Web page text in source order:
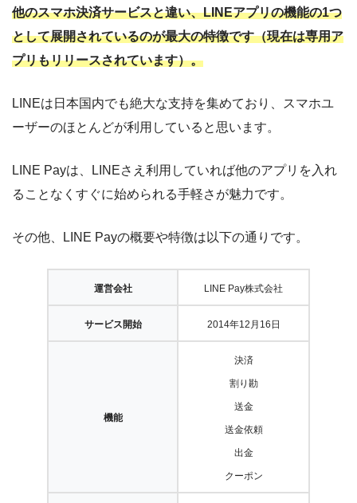
他のスマホ決済サービスと違い、LINEアプリの機能の1つ
として展開されているのが最大の特徴です（現在は専用ア
プリもリリースされています）。
LINEは日本国内でも絶大な支持を集めており、スマホユ
ーザーのほとんどが利用していると思います。
LINE Payは、LINEさえ利用していれば他のアプリを入れ
ることなくすぐに始められる手軽さが魅力です。
その他、LINE Payの概要や特徴は以下の通りです。
運営会社 LINE Pay株式会社
サービス開始 2014年12月16日
機能
決済
割り勘
送金
送金依頼
出金
クーポン